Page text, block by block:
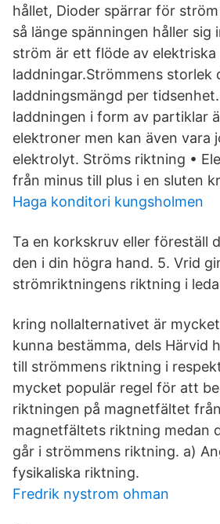
hållet, Dioder spärrar för
så länge spänningen håller sig
ström är ett flöde av elektriska
laddningar.Strömmens storlek
laddningsmängd per
laddningen i form av partiklar
elektroner men kan även vara
elektrolyt. Ströms riktning •
från minus till plus i en sluten
Haga konditori kungsholmen
Ta en korkskruv eller föreställ
den i din högra hand. 5. Vrid
strömriktningens riktning i
kring nollalternativet är
kunna bestämma, dels Härvid
till strömmens riktning i
mycket populär regel för att
riktningen på magnetfältet
magnetfältets riktning medan
går i strömmens riktning. a)
fysikaliska riktning.
Fredrik nystrom ohman